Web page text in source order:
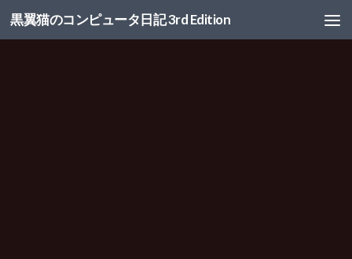
コンテンツへスキップ
黒翼猫のコンピュータ日記 3rd Edition